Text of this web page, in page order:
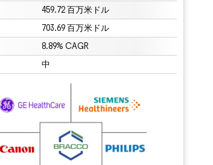
459.72 百万米ドル
703.69 百万米ドル
8.89% CAGR
中
。再利用にはCC BY 4.0の表示が必要です。